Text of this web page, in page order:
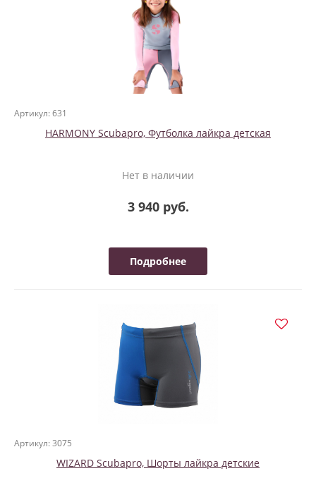
Артикул: 631
HARMONY Scubapro, Футболка лайкра детская
Нет в наличии
3 940 руб.
Подробнее
Артикул: 3075
WIZARD Scubapro, Шорты лайкра детские